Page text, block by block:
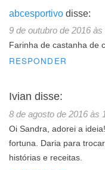
abcesportivo disse:
9 de outubro de 2016 às
Farinha de castanha de
RESPONDER
Ivian disse:
8 de agosto de 2016 às
Oi Sandra, adorei a
fortuna. Daria para
histórias e receitas.